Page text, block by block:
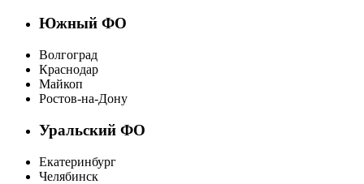
Южный ФО
Волгоград
Краснодар
Майкоп
Ростов-на-Дону
Уральский ФО
Екатеринбург
Челябинск